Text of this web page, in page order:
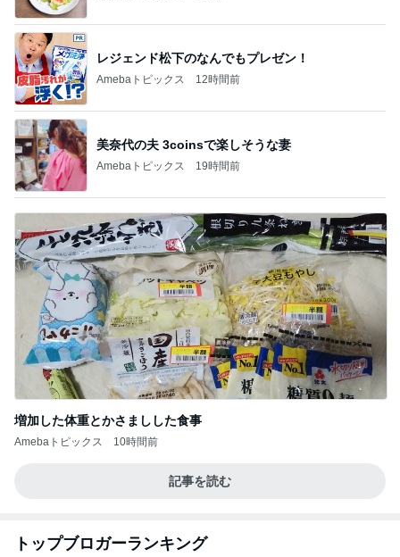
レジェンド松下のなんでもプレゼン！
Amebaトピックス 12時間前
美奈代の夫 3coinsで楽しそうな妻
Amebaトピックス 19時間前
増加した体重とかさましした食事
Amebaトピックス 10時間前
記事を読む
トップブロガーランキング